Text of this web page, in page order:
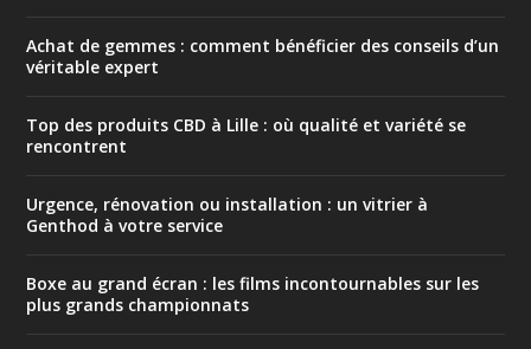
Achat de gemmes : comment bénéficier des conseils d’un
véritable expert
Top des produits CBD à Lille : où qualité et variété se
rencontrent
Urgence, rénovation ou installation : un vitrier à
Genthod à votre service
Boxe au grand écran : les films incontournables sur les
plus grands championnats